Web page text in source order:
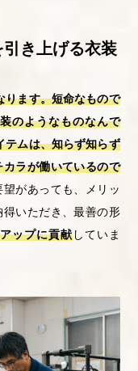
き上げる衣装
ります。短命なもので
のようなものなんで
テムは、知らず知らず
ラが働いているので
があっても、メリッ
得いただき、最善の形
ップに貢献していま